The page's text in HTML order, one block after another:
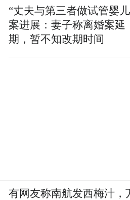
“丈夫与第三者做试管婴
案进展：妻子称离婚案延
期，暂不知改期时间
有网友称南航发西梅汁，